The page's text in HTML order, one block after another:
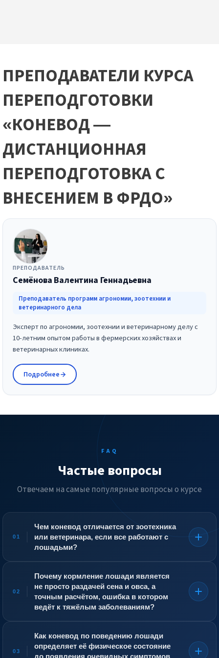
ПРЕПОДАВАТЕЛИ КУРСА
ПЕРЕПОДГОТОВКИ
«КОНЕВОД —
ДИСТАНЦИОННАЯ
ПЕРЕПОДГОТОВКА С
ВНЕСЕНИЕМ В ФРДО»
ПРЕПОДАВАТЕЛЬ
Семёнова Валентина Геннадьевна
Преподаватель программ агрономии, зоотехнии и
ветеринарного дела
Эксперт по агрономии, зоотехнии и ветеринарному делу с
10-летним опытом работы в фермерских хозяйствах и
ветеринарных клиниках.
Подробнее
FAQ
Частые вопросы
Отвечаем на самые популярные вопросы о курсе
01
Чем коневод отличается от зоотехника
или ветеринара, если все работают с
лошадьми?
рационы и показатели продуктивности в масштабах
всего поголовья. Ветеринар лечит болезни и травмы.
Коневод же находится с лошадью ежедневно и
отвечает за весь цикл её содержания: кормление, уход,
тренинг, подготовку к соревнованиям или
разрабатывает племенные программы, но именно он
первым замечает отклонения в поведении или
самочувствии животного. Его компетенция —
02
Почему кормление лошади является
не просто раздачей сена и овса, а
точным расчётом, ошибка в котором
ведёт к тяжёлым заболеваниям?
чувствительной микрофлорой кишечника. Избыток
концентратов, особенно зерна с высоким
содержанием крахмала, вызывает брожение, которое
03
Как коневод по поведению лошади
определяет её физическое состояние
до появления очевидных симптомов